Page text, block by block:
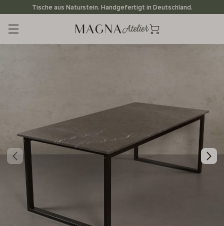
zum
Inhalt
Tische aus Naturstein. Handgefertigt in Deutschland.